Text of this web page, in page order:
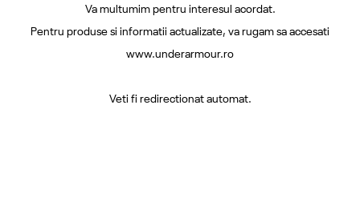
Va multumim pentru interesul acordat.
Pentru produse si informatii actualizate, va rugam sa accesati
www.underarmour.ro
Veti fi redirectionat automat.